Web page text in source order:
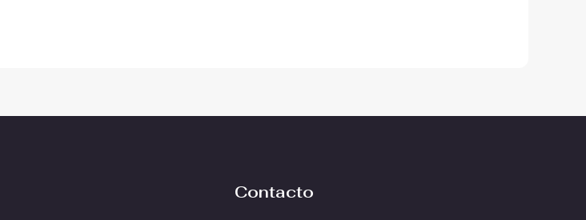
Contacto